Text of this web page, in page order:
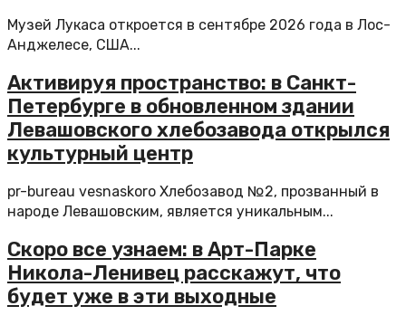
Музей Лукаса откроется в сентябре 2026 года в Лос-
Анджелесе, США...
Активируя пространство: в Санкт-
Петербурге в обновленном здании
Левашовского хлебозавода открылся
культурный центр
pr-bureau vesnaskoro Хлебозавод №2, прозванный в
народе Левашовским, является уникальным...
Скоро все узнаем: в Арт-Парке
Никола-Ленивец расскажут, что
будет уже в эти выходные